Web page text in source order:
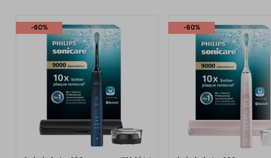
-60% -60%